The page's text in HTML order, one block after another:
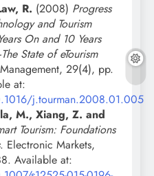
R. (2008) Progress
and Tourism
On and 10 Years
State of eTourism
29(4), pp.
at:
j.tourman.2008.01.005
M., Xiang, Z. and
Tourism: Foundations
. Electronic Markets,
Available at: